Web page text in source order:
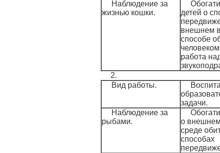
Наблюдение за
жизнью кошки.
детей о
внешнем
способе
работа
2.
Вид работы.
задачи.
Наблюдение за
рыбами.
о
среде
способах